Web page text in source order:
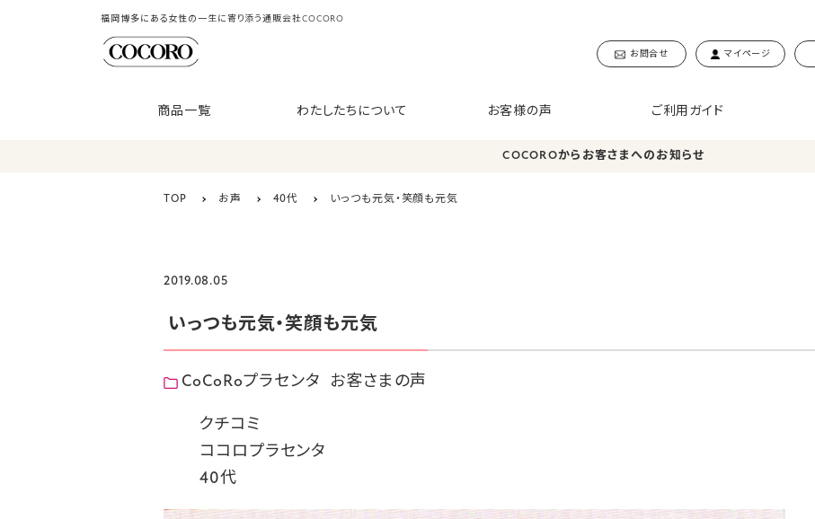
福岡博多にある女性の一生に寄り添う通販会社COCORO
お問合せ マイページ
商品一覧 わたしたちについて お客様の声 ご利用ガイド
COCOROからお客さまへのお知らせ
TOP お声 40代 いっつも元気・笑顔も元気
2019.08.05
いっつも元気・笑顔も元気
CoCoRoプラセンタ お客さまの声
クチコミ
ココロプラセンタ
40代